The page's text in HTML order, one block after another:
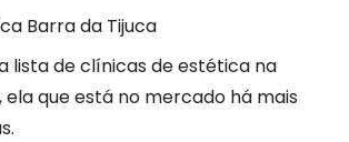
Barra da Tijuca
lista de clínicas de estética na
ela que está no mercado há mais